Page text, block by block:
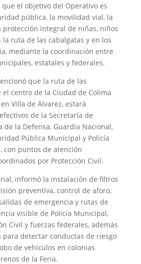
el objetivo del Operativo es
pública, la movilidad vial, la
protección integral de niñas, niños
la ruta de las cabalgatas y en los
mediante la coordinación entre
estatales y federales.
que la ruta de las
el centro de la Ciudad de Colima
Villa de Álvarez, estará
de la Secretaría de
de la Defensa, Guardia Nacional,
Pública Municipal y Policía
con puntos de atención
por Protección Civil.
informó la instalación de filtros
preventiva, control de aforo,
de emergencia y rutas de
visible de Policía Municipal,
Civil y fuerzas federales, además
para detectar conductas de riesgo
de vehículos en colonias
de la Feria.